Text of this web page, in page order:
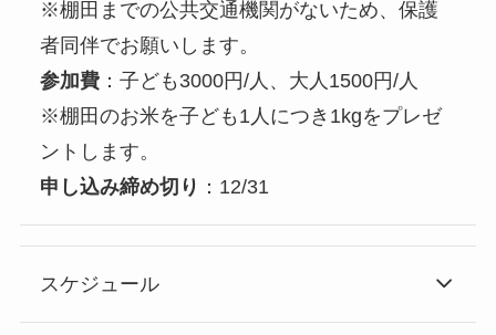
※棚田までの公共交通機関がないため、保護
者同伴でお願いします。
参加費：子ども3000円/人、大人1500円/人
※棚田のお米を子ども1人につき1kgをプレゼ
ントします。
申し込み締め切り ：12/31
スケジュール